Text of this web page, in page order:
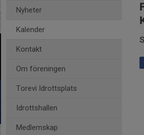
Nyheter
Kalender
Kontakt
Om föreningen
Torevi Idrottsplats
Idrottshallen
Medlemskap